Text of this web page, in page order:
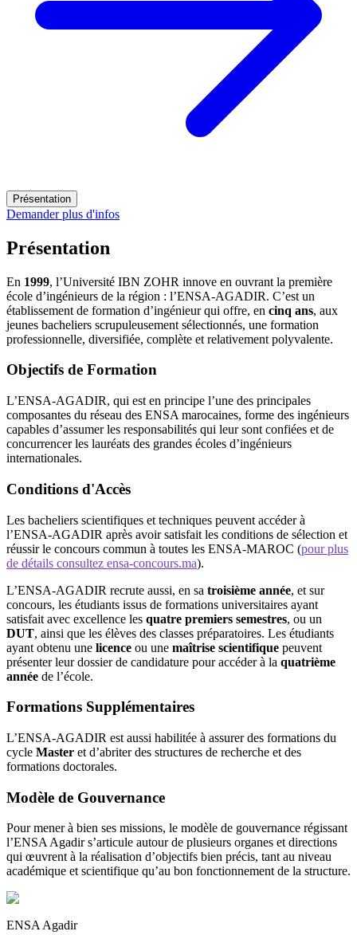
Présentation
Demander plus d'infos
Présentation
En 1999, l’Université IBN ZOHR innove en ouvrant la première
école d’ingénieurs de la région : l’ENSA-AGADIR. C’est un
établissement de formation d’ingénieur qui offre, en cinq ans, aux
jeunes bacheliers scrupuleusement sélectionnés, une formation
professionnelle, diversifiée, complète et relativement polyvalente.
Objectifs de Formation
L’ENSA-AGADIR, qui est en principe l’une des principales
composantes du réseau des ENSA marocaines, forme des ingénieurs
capables d’assumer les responsabilités qui leur sont confiées et de
concurrencer les lauréats des grandes écoles d’ingénieurs
internationales.
Conditions d'Accès
Les bacheliers scientifiques et techniques peuvent accéder à
l’ENSA-AGADIR après avoir satisfait les conditions de sélection et
réussir le concours commun à toutes les ENSA-MAROC (pour plus
de détails consultez ensa-concours.ma).
L’ENSA-AGADIR recrute aussi, en sa troisième année, et sur
concours, les étudiants issus de formations universitaires ayant
satisfait avec excellence les quatre premiers semestres, ou un
DUT, ainsi que les élèves des classes préparatoires. Les étudiants
ayant obtenu une licence ou une maîtrise scientifique peuvent
présenter leur dossier de candidature pour accéder à la quatrième
année de l’école.
Formations Supplémentaires
L’ENSA-AGADIR est aussi habilitée à assurer des formations du
cycle Master et d’abriter des structures de recherche et des
formations doctorales.
Modèle de Gouvernance
Pour mener à bien ses missions, le modèle de gouvernance régissant
l’ENSA Agadir s’articule autour de plusieurs organes et directions
qui œuvrent à la réalisation d’objectifs bien précis, tant au niveau
académique et scientifique qu’au bon fonctionnement de la structure.
ENSA Agadir